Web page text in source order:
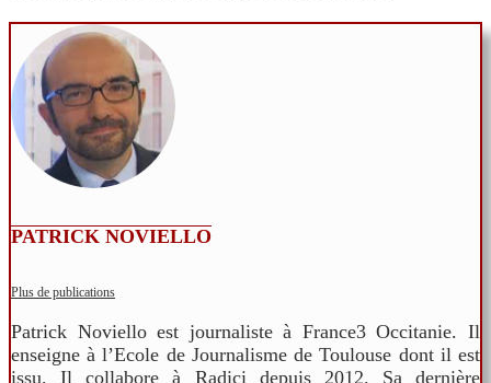
PATRICK NOVIELLO
Plus de publications
Patrick Noviello est journaliste à France3 Occitanie. Il
enseigne à l’Ecole de Journalisme de Toulouse dont il est
issu. Il collabore à Radici depuis 2012. Sa dernière